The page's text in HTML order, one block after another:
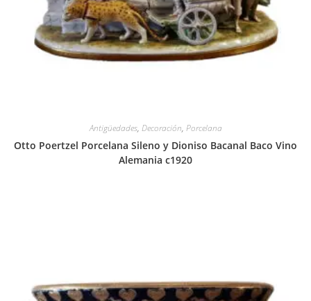
Antigüedades, Decoración, Porcelana
Otto Poertzel Porcelana Sileno y Dioniso Bacanal Baco Vino
Alemania c1920